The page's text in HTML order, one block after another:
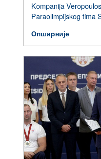
Kompanija
Paraolimpijskog tima
vrednosti od
Super Veru.
Опширније